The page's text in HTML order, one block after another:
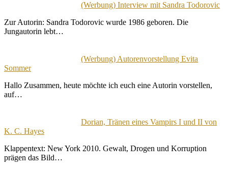
(Werbung) Interview mit Sandra Todorovic
Zur Autorin: Sandra Todorovic wurde 1986 geboren. Die
Jungautorin lebt…
(Werbung) Autorenvorstellung Evita
Sommer
Hallo Zusammen, heute möchte ich euch eine Autorin vorstellen,
auf…
Dorian, Tränen eines Vampirs I und II von
K. C. Hayes
Klappentext: New York 2010. Gewalt, Drogen und Korruption
prägen das Bild…